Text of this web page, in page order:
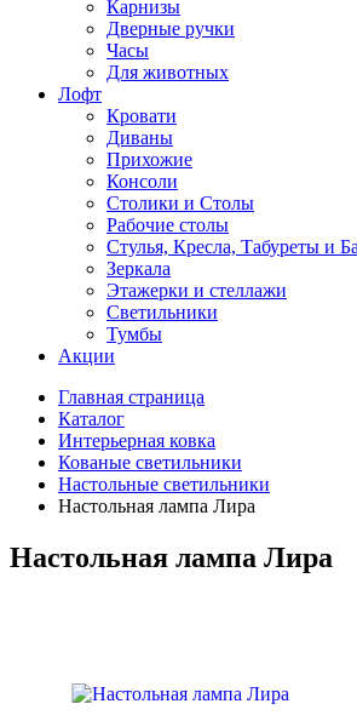
Карнизы
Дверные ручки
Часы
Для животных
Лофт
Кровати
Диваны
Прихожие
Консоли
Столики и Столы
Рабочие столы
Стулья, Кресла, Табуреты и
Зеркала
Этажерки и стеллажи
Светильники
Тумбы
Акции
Главная страница
Каталог
Интерьерная ковка
Кованые светильники
Настольные светильники
Настольная лампа Лира
Настольная лампа Лира